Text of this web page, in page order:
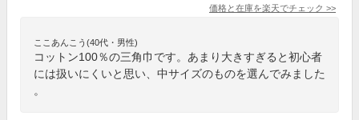
価格と在庫を楽天でチェック >>
ここあんこう(40代・男性)
コットン100％の三角巾です。あまり大きすぎると初心者
には扱いにくいと思い、中サイズのものを選んでみました
。